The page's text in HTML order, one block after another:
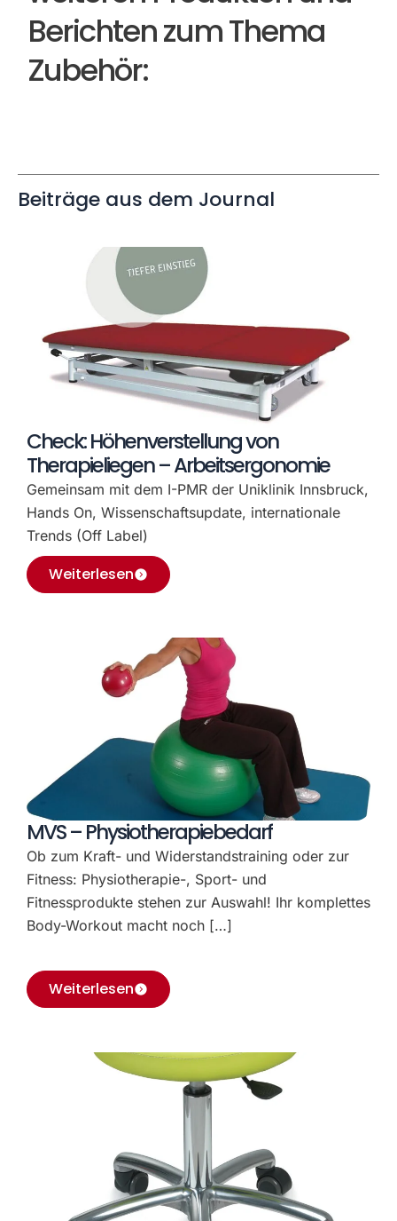
Berichten zum Thema
Zubehör:
Beiträge aus dem Journal
Check: Höhenverstellung von
Therapieliegen – Arbeitsergonomie
Gemeinsam mit dem I-PMR der Uniklinik Innsbruck,
Hands On, Wissenschaftsupdate, internationale
Trends (Off Label)
Weiterlesen
MVS – Physiotherapiebedarf
Ob zum Kraft- und Widerstandstraining oder zur
Fitness: Physiotherapie-, Sport- und
Fitnessprodukte stehen zur Auswahl! Ihr komplettes
Body-Workout macht noch […]
Weiterlesen